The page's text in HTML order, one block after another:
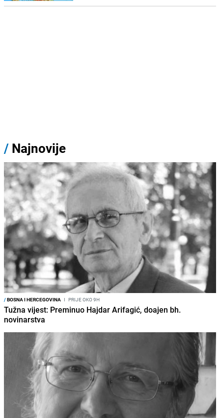
/ Najnovije
/BOSNA I HERCEGOVINA I PRIJE OKO 9H
Tužna vijest: Preminuo Hajdar Arifagić, doajen bh.
novinarstva